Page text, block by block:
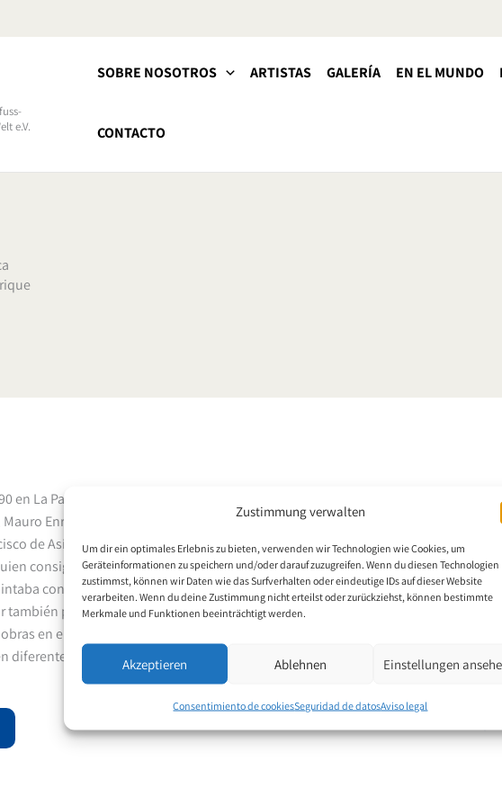
Zustimmung verwalten
Um dir ein optimales Erlebnis zu bieten, verwenden wir Technologien wie Cookies, um
Geräteinformationen zu speichern und/oder darauf zuzugreifen. Wenn du diesen Technologien
zustimmst, können wir Daten wie das Surfverhalten oder eindeutige IDs auf dieser Website
verarbeiten. Wenn du deine Zustimmung nicht erteilst oder zurückziehst, können bestimmte
Merkmale und Funktionen beeinträchtigt werden.
Akzeptieren Ablehnen Einstellungen
Consentimiento de cookiesSeguridad de datosAviso legal
e.V.
SOBRE NOSOTROS ARTISTAS GALERÍA EN EL MUNDO
CONTACTO
en La Paz. Desde su nacimiento,
Enrique Sarubi asiste al centro
de Asís” de la ciudad de Carlos Paz
consiguió que Mauro Enrique
con acrílico. Estas obras fueron
también participó en el “Salón de
en encuentros nacionales e
provincias de Argentina.